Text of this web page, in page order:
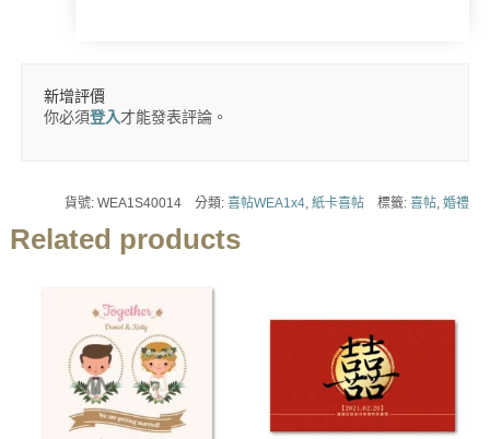
新增評價
你必須登入才能發表評論。
貨號:WEA1S40014 分類:喜帖WEA1x4,紙卡喜帖 標籤:喜帖,婚禮
Related products